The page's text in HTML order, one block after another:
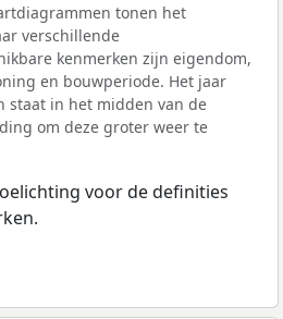
tonen het
verschillende
kenmerken zijn eigendom,
en bouwperiode. Het jaar
staat in het midden van de
om deze groter weer te
voor de definities